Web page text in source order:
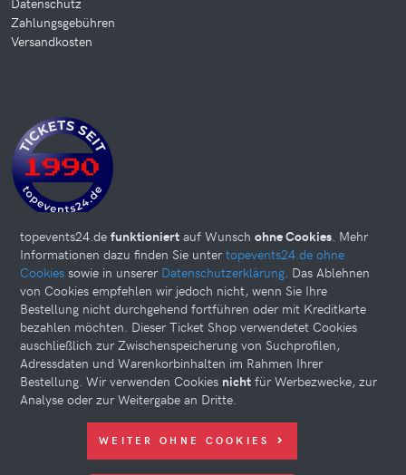
Zahlungsgebühren
Versandkosten
Diese Website kann Cookies verwenden. Bitte nehmen Sie weiter
unten Ihre Einstellungen vor.
topevents24.de funktioniert auf Wunsch ohne Cookies. Mehr
Informationen dazu finden Sie unter topevents24.de ohne
Cookies sowie in unserer Datenschutzerklärung. Das Ablehnen
von Cookies empfehlen wir jedoch nicht, wenn Sie Ihre
Bestellung nicht durchgehend fortführen oder mit Kreditkarte
bezahlen möchten. Dieser Ticket Shop verwendetet Cookies
auschließlich zur Zwischenspeicherung von Suchprofilen,
Adressdaten und Warenkorbinhalten im Rahmen Ihrer
Bestellung. Wir verwenden Cookies nicht für Werbezwecke, zur
Analyse oder zur Weitergabe an Dritte.
WEITER OHNE COOKIES